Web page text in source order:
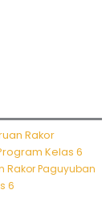
Rakor Paguyuban
6